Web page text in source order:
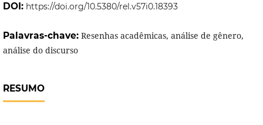
DOI: https://doi.org/10.5380/rel.v57i0.18393
Palavras-chave: Resenhas acadêmicas, análise de gênero,
análise do discurso
RESUMO